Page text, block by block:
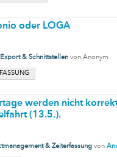
oder LOGA
& Schnittstellen von Anonym
werden nicht
(13.5.).
& Zeiterfassung von